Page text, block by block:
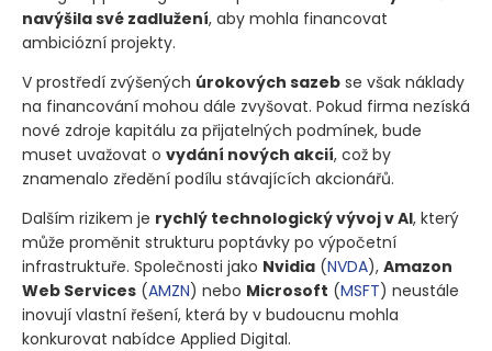
navýšila své zadlužení, aby mohla financovat
ambiciózní projekty.
V prostředí zvýšených úrokových sazeb se však náklady
na financování mohou dále zvyšovat. Pokud firma nezíská
nové zdroje kapitálu za přijatelných podmínek, bude
muset uvažovat o vydání nových akcií, což by
znamenalo zředění podílu stávajících akcionářů.
Dalším rizikem je rychlý technologický vývoj v AI, který
může proměnit strukturu poptávky po výpočetní
infrastruktuře. Společnosti jako Nvidia (NVDA), Amazon
Web Services (AMZN) nebo Microsoft (MSFT) neustále
inovují vlastní řešení, která by v budoucnu mohla
konkurovat nabídce Applied Digital.